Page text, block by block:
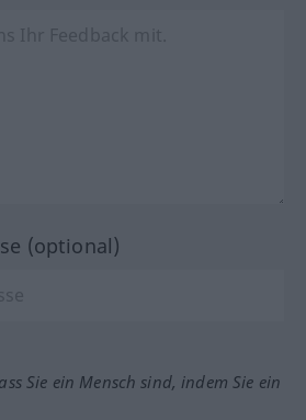
(optional)
Sie ein Mensch sind, indem Sie ein